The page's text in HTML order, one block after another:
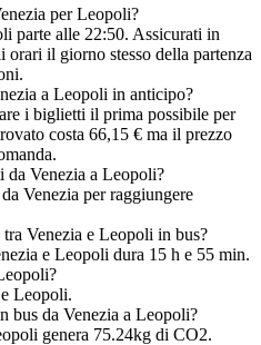
per Leopoli?
parte alle 22:50. Assicurati in
il giorno stesso della partenza
a Leopoli in anticipo?
i biglietti il prima possibile per
costa 66,15 € ma il prezzo
da Venezia a Leopoli?
Venezia per raggiungere
Venezia e Leopoli in bus?
e Leopoli dura 15 h e 55 min.
Leopoli.
bus da Venezia a Leopoli?
genera 75.24kg di CO2.